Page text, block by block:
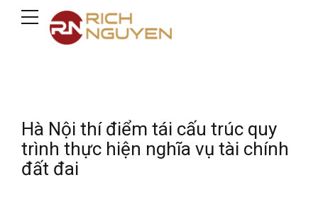
Hà Nội thí điểm tái cấu trúc quy
trình thực hiện nghĩa vụ tài chính
đất đai